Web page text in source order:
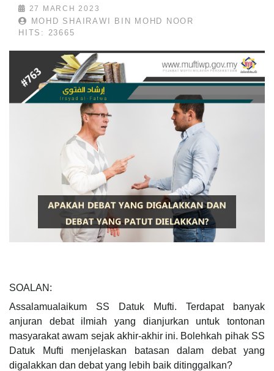
27 MARCH 2023
MOHD SHAIRAWI BIN MOHD NOOR
HITS: 23665
SOALAN:
Assalamualaikum SS Datuk Mufti. Terdapat banyak
anjuran debat ilmiah yang dianjurkan untuk tontonan
masyarakat awam sejak akhir-akhir ini. Bolehkah pihak SS
Datuk Mufti menjelaskan batasan dalam debat yang
digalakkan dan debat yang lebih baik ditinggalkan?